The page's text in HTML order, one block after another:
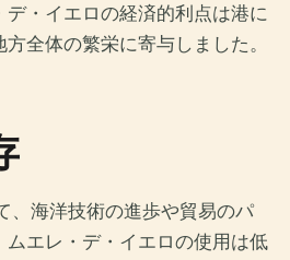
デ・イエロの経済的利点は港に
全体の繁栄に寄与しました。
、海洋技術の進歩や貿易のパ
ムエレ・デ・イエロの使用は低